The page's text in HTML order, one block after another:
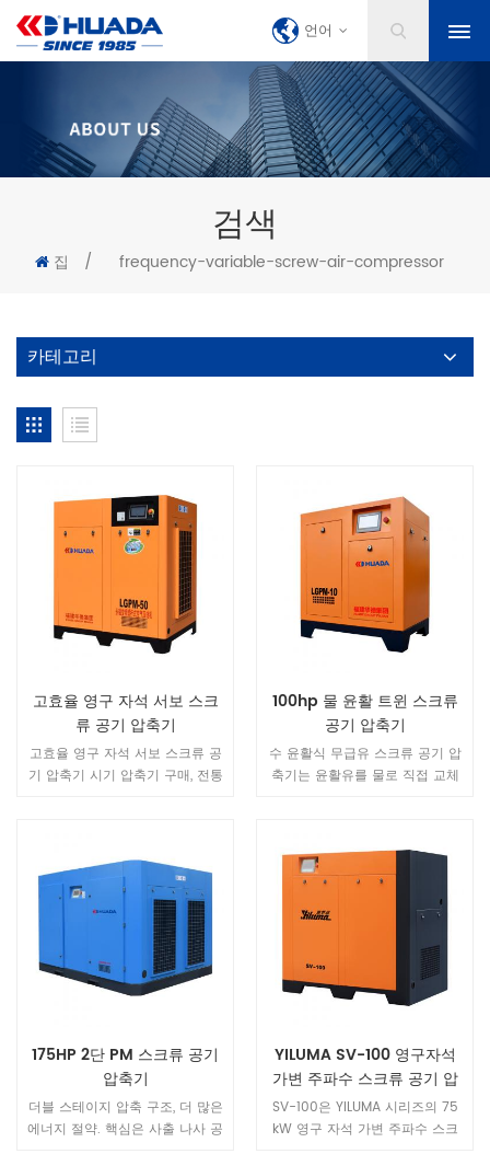
언어
검색
집 / frequency-variable-screw-air-compressor
카테고리
고효율 영구 자석 서보 스크
류 공기 압축기
고효율 영구 자석 서보 스크류 공
기 압축기 시기 압축기 구매, 전통
입니다 .HUADA 영구 자기 주파수
변환 나사 공기 압축기 저장 35-
45 % 에너지 더 보다 공통 (고정
주파수) 공기 압축기. 1. 직접 드라
이브 분리 구조, 완전히 밀폐 됨
IE4 영구 자석 모터보호 수준 사용
IP54 영구 자석 모터, 쉬운 유지
다 개방형 보호 수준
IP23.Protection 레벨 IP23 150
℃에서 자기 손실에 대한 자기 모
터 최종 온도 .Air 강한 자석을 사
100hp 물 윤활 트윈 스크류
공기 압축기
수 윤활식 무급유 스크류 공기 압
축기는 윤활유를 물로 직접 교체
175HP 2단 PM 스크류 공기
압축기
더블 스테이지 압축 구조, 더 많은
에너지 절약. 핵심은 사출 나사 공
YILUMA SV-100 영구자석
가변 주파수 스크류 공기 압
축기 – 75 kW 고효율 에너지
절약형 모델
SV-100은 YILUMA 시리즈의 75
kW 영구 자석 가변 주파수 스크